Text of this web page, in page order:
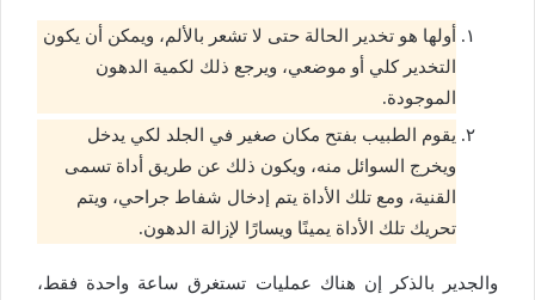
أولها هو تخدير الحالة حتى لا تشعر بالألم، ويمكن أن يكون
التخدير كلي أو موضعي، ويرجع ذلك لكمية الدهون
الموجودة.
يقوم الطبيب بفتح مكان صغير في الجلد لكي يدخل
ويخرج السوائل منه، ويكون ذلك عن طريق أداة تسمى
القنية، ومع تلك الأداة يتم إدخال شفاط جراحي، ويتم
تحريك تلك الأداة يمينًا ويسارًا لإزالة الدهون.
والجدير بالذكر إن هناك عمليات تستغرق ساعة واحدة فقط،